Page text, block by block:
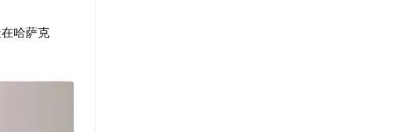
哈萨克